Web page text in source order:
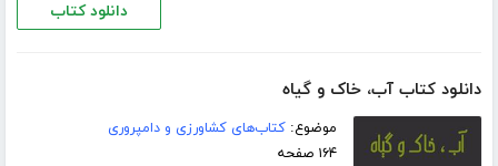
دانلود کتاب
دانلود کتاب آب، خاک و گیاه
موضوع:کتاب‌های کشاورزی و دامپروری
۱۶۴ صفحه